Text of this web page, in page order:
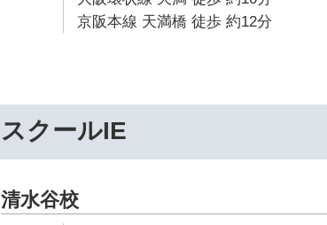
京阪本線 天満橋 徒歩 約12分
スクールIE
清水谷校